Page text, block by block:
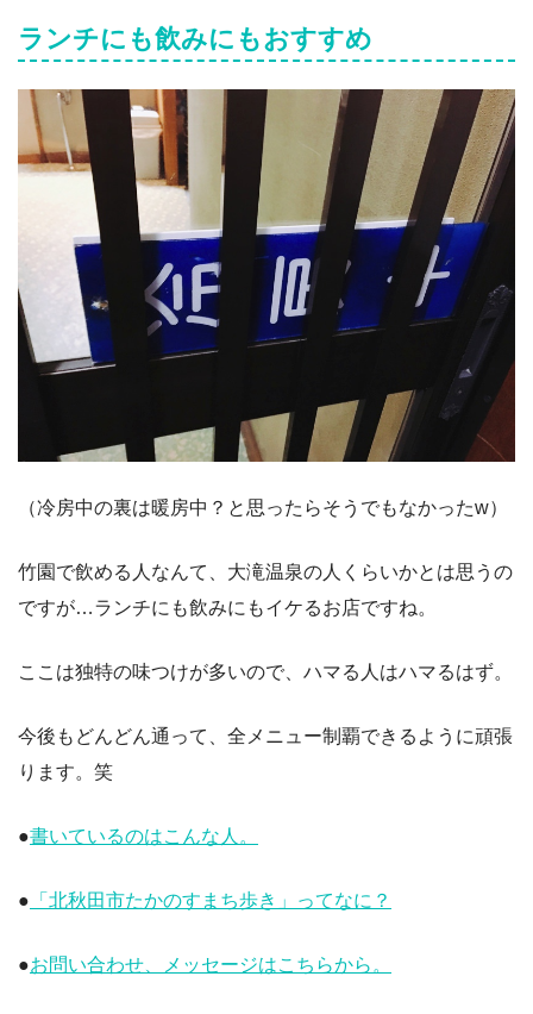
ランチにも飲みにもおすすめ
（冷房中の裏は暖房中？と思ったらそうでもなかったw）
竹園で飲める人なんて、大滝温泉の人くらいかとは思うの
ですが…ランチにも飲みにもイケるお店ですね。
ここは独特の味つけが多いので、ハマる人はハマるはず。
今後もどんどん通って、全メニュー制覇できるように頑張
ります。笑
●書いているのはこんな人。
● 「北秋田市たかのすまち歩き」ってなに？
●お問い合わせ、メッセージはこちらから。